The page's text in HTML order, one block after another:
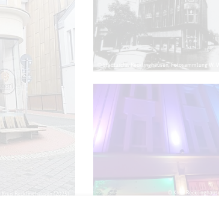
© Kreis Recklinghausen (2025)
© Stadtarchiv Recklinghausen, Fotosammlung W.
© Kreis